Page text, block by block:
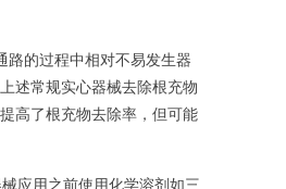
的过程中相对不易发生器
述常规实心器械去除根充物
高了根充物去除率，但可能
应用之前使用化学溶剂如三